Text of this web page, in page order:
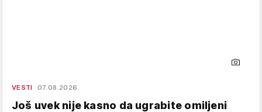
VESTI 07.08.2026.
Još uvek nije kasno da ugrabite omiljeni